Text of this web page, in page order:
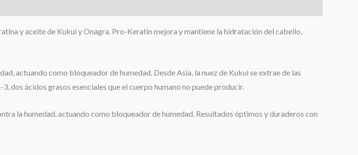
y aceite de Kukui y Onagra. Pro-Keratin mejora y mantiene la hidratación del cabello,
actuando como bloqueador de humedad. Desde Asia, la nuez de Kukui se extrae de las
ácidos grasos esenciales que el cuerpo humano no puede producir.
la humedad, actuando como bloqueador de humedad. Resultados óptimos y duraderos con